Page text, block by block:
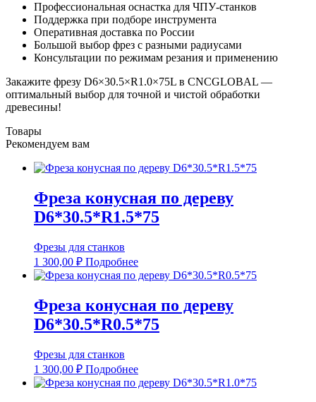
Профессиональная оснастка для ЧПУ-станков
Поддержка при подборе инструмента
Оперативная доставка по России
Большой выбор фрез с разными радиусами
Консультации по режимам резания и применению
Закажите фрезу D6×30.5×R1.0×75L в CNCGLOBAL —
оптимальный выбор для точной и чистой обработки
древесины!
Товары
Рекомендуем вам
Фреза конусная по дереву
D6*30.5*R1.5*75
Фрезы для станков
1 300,00 ₽ Подробнее
Фреза конусная по дереву
D6*30.5*R0.5*75
Фрезы для станков
1 300,00 ₽ Подробнее